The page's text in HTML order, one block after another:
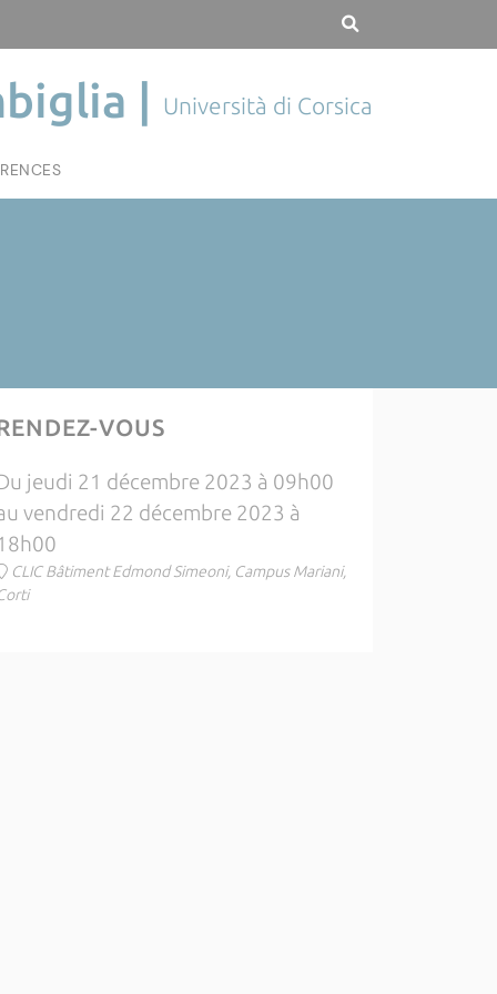
| Università di Corsica
VOUS
jeudi 21 décembre 2023 à 09h00
vendredi 22 décembre 2023 à
CLIC Bâtiment Edmond Simeoni, Campus Mariani,